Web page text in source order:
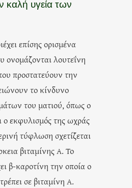
καλή υγεία των
επίσης ορισμένα
ονομάζονται λουτεΐνη
προστατεύουν την
το κίνδυνο
του ματιού, όπως ο
ο εκφυλισμός της ωχράς
τύφλωση σχετίζεται
βιταμίνης Α. Το
β-καροτίνη την οποία ο
σε βιταμίνη Α.